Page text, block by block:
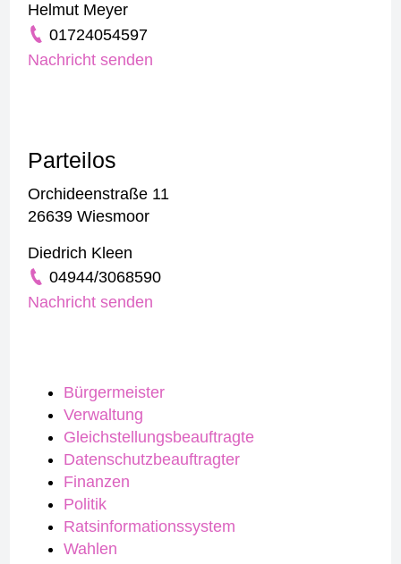
Bürgermeister
Verwaltung
Gleichstellungsbeauftragte
Datenschutzbeauftragter
Finanzen
Politik
Ratsinformationssystem
Wahlen
Helmut Meyer
01724054597
Nachricht senden
Parteilos
Orchideenstraße 11
26639 Wiesmoor
Diedrich Kleen
04944/3068590
Nachricht senden